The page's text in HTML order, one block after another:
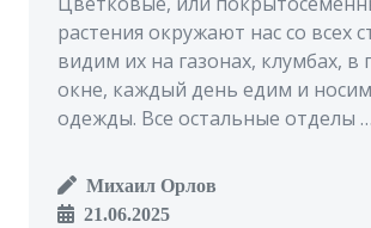
растения окружают нас со всех
видим их на газонах, клумбах, в
окне, каждый день едим и
одежды. Все остальные отделы …
Михаил Орлов
21.06.2025